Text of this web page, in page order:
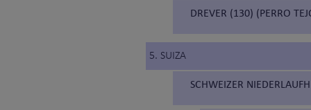
DREVER (130) (PERRO
5. SUIZA
SCHWEIZER